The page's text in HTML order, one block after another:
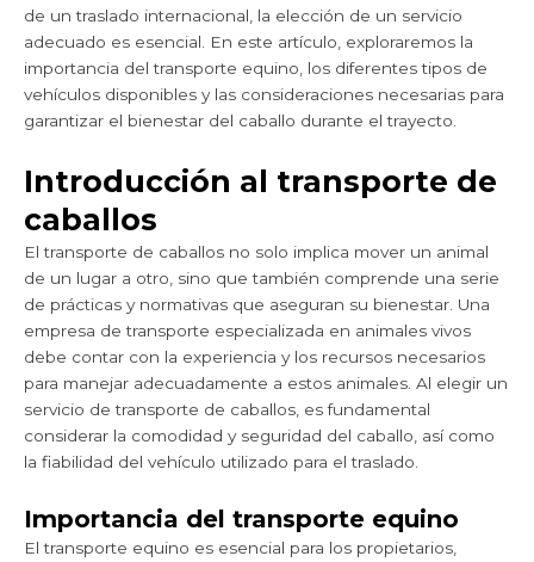
de un traslado internacional, la elección de un servicio
adecuado es esencial. En este artículo, exploraremos la
importancia del transporte equino, los diferentes tipos de
vehículos disponibles y las consideraciones necesarias para
garantizar el bienestar del caballo durante el trayecto.
Introducción al transporte de
caballos
El transporte de caballos no solo implica mover un animal
de un lugar a otro, sino que también comprende una serie
de prácticas y normativas que aseguran su bienestar. Una
empresa de transporte especializada en animales vivos
debe contar con la experiencia y los recursos necesarios
para manejar adecuadamente a estos animales. Al elegir un
servicio de transporte de caballos, es fundamental
considerar la comodidad y seguridad del caballo, así como
la fiabilidad del vehículo utilizado para el traslado.
Importancia del transporte equino
El transporte equino es esencial para los propietarios,